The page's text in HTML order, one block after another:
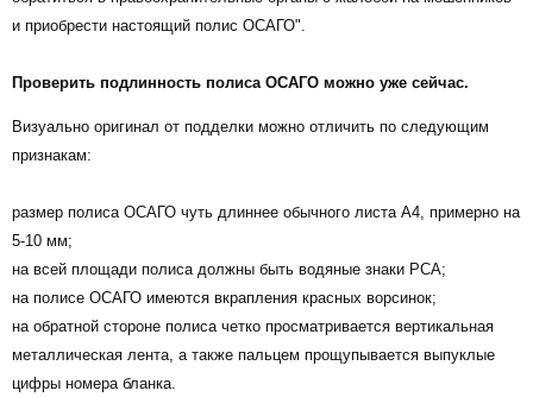
и приобрести настоящий полис ОСАГО".
Проверить подлинность полиса ОСАГО можно уже сейчас.
Визуально оригинал от подделки можно отличить по следующим
признакам:
размер полиса ОСАГО чуть длиннее обычного листа А4, примерно на
5-10 мм;
на всей площади полиса должны быть водяные знаки РСА;
на полисе ОСАГО имеются вкрапления красных ворсинок;
на обратной стороне полиса четко просматривается вертикальная
металлическая лента, а также пальцем прощупывается выпуклые
цифры номера бланка.